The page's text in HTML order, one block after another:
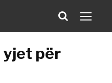
yjet për